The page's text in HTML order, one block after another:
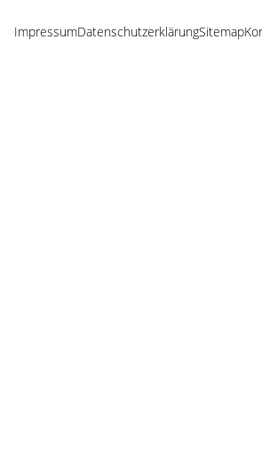
Navigation
ImpressumDatenschutzerklärungSitemap